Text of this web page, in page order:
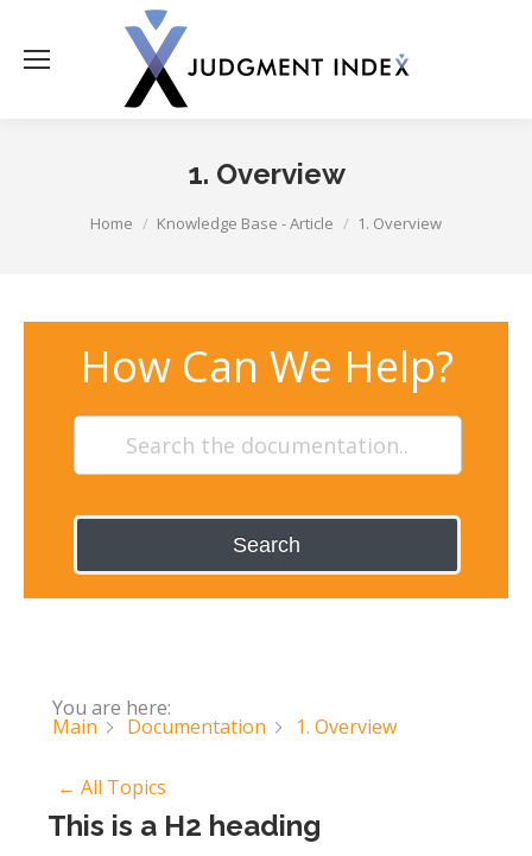
1. Overview
You are here:
Home Knowledge Base - Article 1. Overview
How Can We Help?
Search
You are here:
Main Documentation 1. Overview
← All Topics
This is a H2 heading